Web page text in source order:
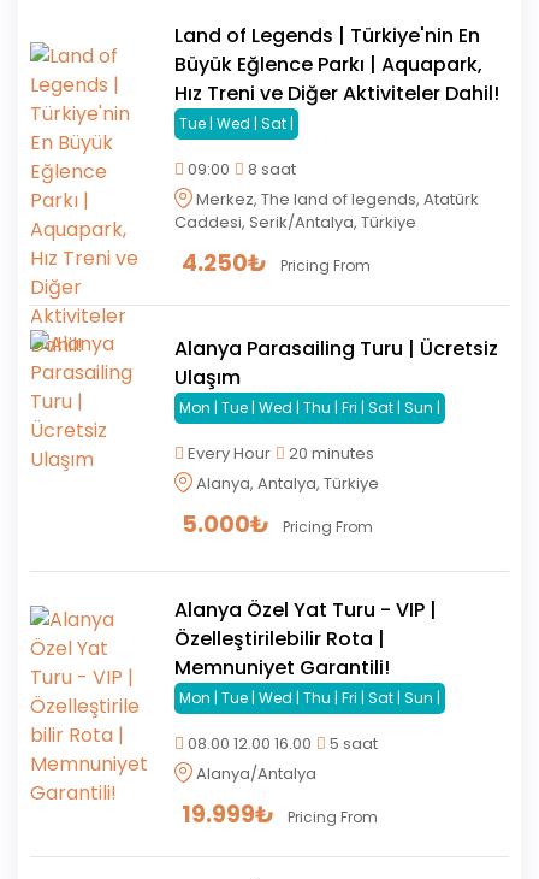
Land of Legends | Türkiye'nin En
Büyük Eğlence Parkı | Aquapark,
Hız Treni ve Diğer Aktiviteler Dahil!
Tue | Wed | Sat |
09:00
8 saat
Merkez, The land of legends, Atatürk
Caddesi, Serik/Antalya, Türkiye
4.250₺ Pricing From
Alanya Parasailing Turu | Ücretsiz
Ulaşım
Mon | Tue | Wed | Thu | Fri | Sat | Sun |
Every Hour
20 minutes
Alanya, Antalya, Türkiye
5.000₺ Pricing From
Alanya Özel Yat Turu - VIP |
Özelleştirilebilir Rota |
Memnuniyet Garantili!
Mon | Tue | Wed | Thu | Fri | Sat | Sun |
08.00 12.00 16.00
5 saat
Alanya/Antalya
19.999₺ Pricing From